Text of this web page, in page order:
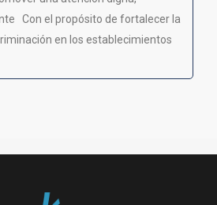
Con el propósito de fortalecer la
en los establecimientos